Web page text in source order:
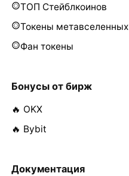
ТОП Стейблкоинов
Токены метавселенных
Фан токены
Бонусы от бирж
🔥 OKX
🔥 Bybit
Документация